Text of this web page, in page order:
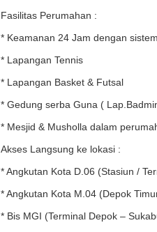
Fasilitas Perumahan :
* Keamanan 24 Jam dengan
* Lapangan Tennis
* Lapangan Basket & Futsal
* Gedung serba Guna (
* Mesjid & Musholla dalam
Akses Langsung ke lokasi :
* Angkutan Kota D.06 (Stasiun /
* Angkutan Kota M.04 (Depok
* Bis MGI (Terminal Depok –